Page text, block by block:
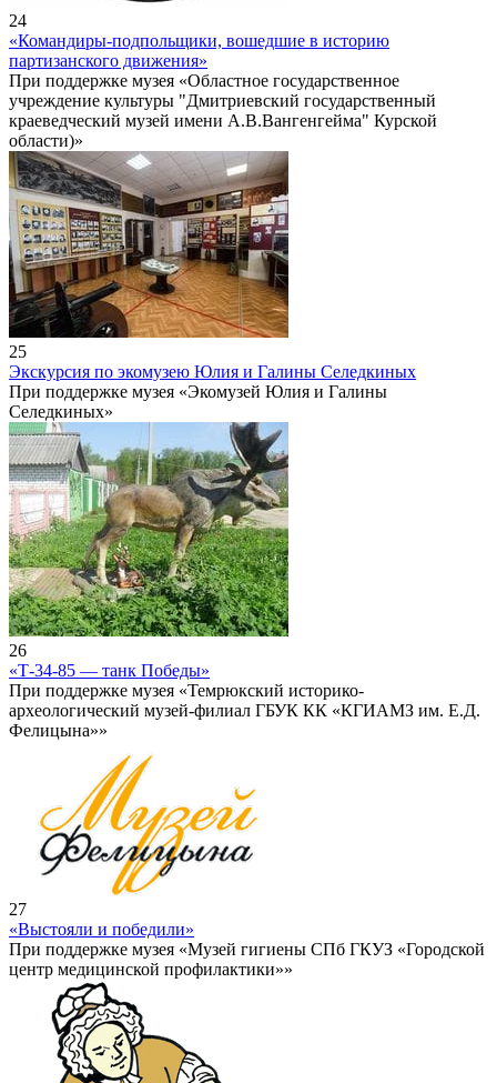
24
«Командиры-подпольщики, вошедшие в историю
партизанского движения»
При поддержке музея «Областное государственное
учреждение культуры "Дмитриевский государственный
краеведческий музей имени А.В.Вангенгейма" Курской
области)»
25
Экскурсия по экомузею Юлия и Галины Селедкиных
При поддержке музея «Экомузей Юлия и Галины
Селедкиных»
26
«Т-34-85 — танк Победы»
При поддержке музея «Темрюкский историко-
археологический музей-филиал ГБУК КК «КГИАМЗ им. Е.Д.
Фелицына»»
27
«Выстояли и победили»
При поддержке музея «Музей гигиены СПб ГКУЗ «Городской
центр медицинской профилактики»»